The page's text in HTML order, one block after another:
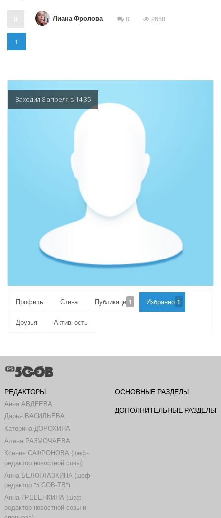
0 Лиана Фролова 0 2658
1
Заходил 8 апреля в 14:35
Профиль Стена Публикации1 Избранное1
Друзья Активность
РЕДАКТОРЫ
Анна АВДЕЕВА
Дарья ВАСИЛЬЕВА
Катерина ДОРОХИНА
Алена РАЗМОЧАЕВА
Ксения САФРОНОВА (шеф-
редактор новостной совы)
Анна БЕЛОГЛАЗКИНА (шеф-
редактор "5 СОВ-ТВ")
Анна ГРЕБЕНКИНА (шеф-
редактор новостной совы и
ОСНОВНЫЕ РАЗДЕЛЫ
ДОПОЛНИТЕЛЬНЫЕ РАЗДЕЛЫ